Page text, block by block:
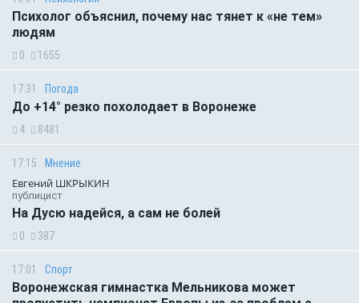
Психолог объяснил, почему нас тянет к «не тем»
людям
0 1655
17:31 Погода
До +14° резко похолодает в Воронеже
4 8481
17:15 Мнение
Евгений ШКРЫКИН
публицист
На Дусю надейся, а сам не болей
0 387
17:01 Спорт
Воронежская гимнастка Мельникова может